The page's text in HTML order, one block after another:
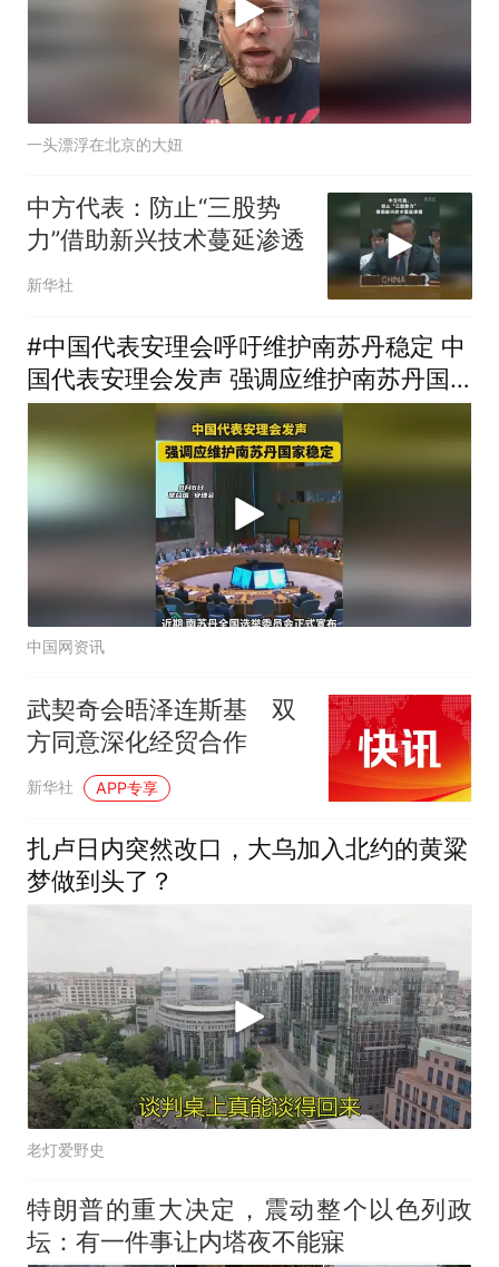
一头漂浮在北京的大妞
中方代表：防止“三股势
力”借助新兴技术蔓延渗透
新华社
#中国代表安理会呼吁维护南苏丹稳定 中
国代表安理会发声 强调应维护南苏丹国
家稳定（新华国际）
中国网资讯
武契奇会晤泽连斯基 双
方同意深化经贸合作
新华社 APP专享
扎卢日内突然改口，大乌加入北约的黄粱
梦做到头了？
老灯爱野史
特朗普的重大决定，震动整个以色列政
坛：有一件事让内塔夜不能寐